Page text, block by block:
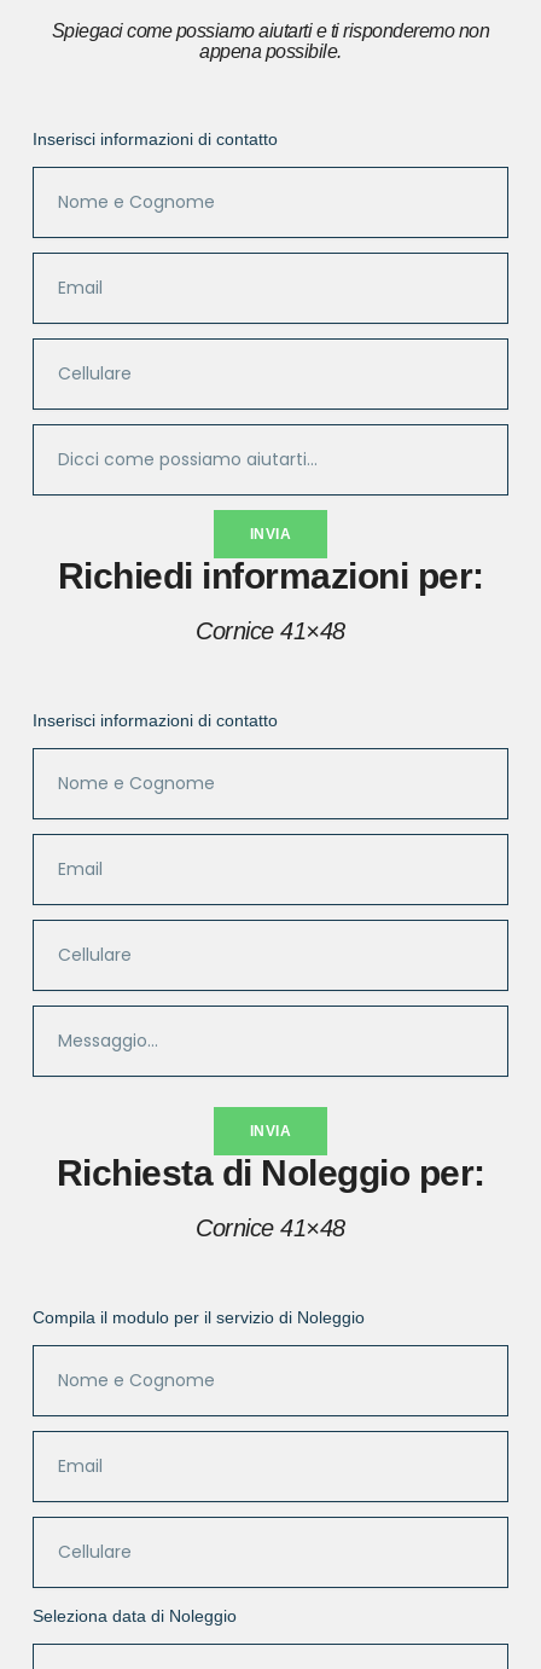
Spiegaci come possiamo aiutarti e ti risponderemo non
appena possibile.
Inserisci informazioni di contatto
INVIA
Richiedi informazioni per:
Cornice 41×48
Inserisci informazioni di contatto
INVIA
Richiesta di Noleggio per:
Cornice 41×48
Compila il modulo per il servizio di Noleggio
Seleziona data di Noleggio